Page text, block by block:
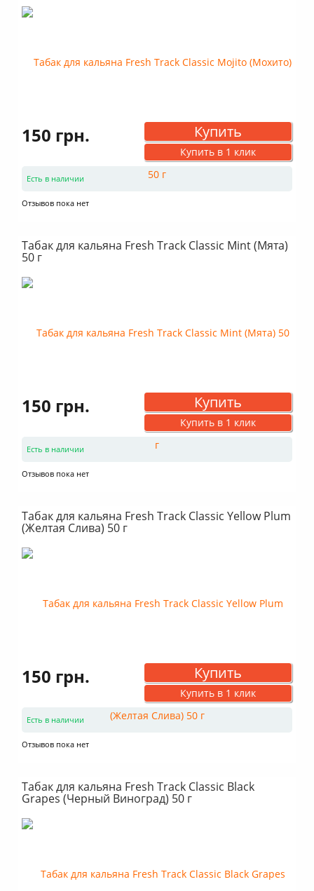
150 грн. Купить
Купить в 1 клик
Есть в наличии
Отзывов пока нет
Табак для кальяна Fresh Track Classic Mint (Мята)
50 г
150 грн. Купить
Купить в 1 клик
Есть в наличии
Отзывов пока нет
Табак для кальяна Fresh Track Classic Yellow Plum
(Желтая Слива) 50 г
150 грн. Купить
Купить в 1 клик
Есть в наличии
Отзывов пока нет
Табак для кальяна Fresh Track Classic Black
Grapes (Черный Виноград) 50 г